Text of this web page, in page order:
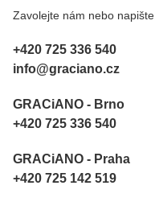
Zavolejte nám nebo napište.
+420 725 336 540
info@graciano.cz
GRACiANO - Brno
+420 725 336 540
GRACiANO - Praha
+420 725 142 519